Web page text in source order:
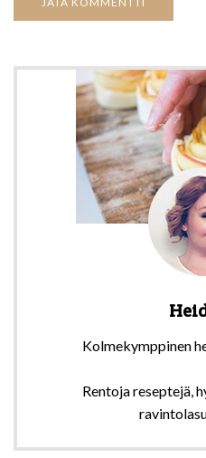
Kolmekymppinen
Rentoja reseptejä,